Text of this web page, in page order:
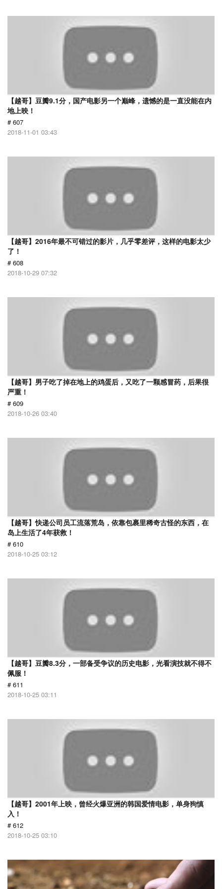
【越哥】豆瓣9.1分，国产电影另一个巅峰，遗憾的是一直没能在内
地上映！
# 607
2018-11-01 03:43
【越哥】2016年最不可错过的影片，几乎零差评，这样的电影太少
了！
# 608
2018-10-29 07:32
【越哥】男子吃了掉在地上的鸡蛋后，又吃了一颗感冒药，后果很
严重！
# 609
2018-10-26 03:40
【越哥】快递公司员工流落荒岛，依靠包裹里稀奇古怪的东西，在
岛上生活了4年获救！
# 610
2018-10-25 03:12
【越哥】豆瓣8.3分，一部备受争议的历史电影，光看演技就不得不
佩服！
# 611
2018-10-25 03:11
【越哥】2001年上映，曾经火爆亚洲的韩国爱情电影，单身狗慎
入！
# 612
2018-10-25 03:10